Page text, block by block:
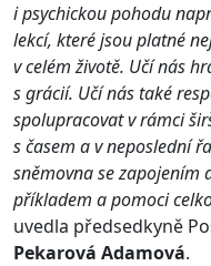
i psychickou pohodu
lekcí, které jsou platné
v celém životě. Učí nás
s grácií. Učí nás také
spolupracovat v rámci
s časem a v neposlední
sněmovna se zapojením
příkladem a pomoci
uvedla předsedkyně
Pekarová Adamová.